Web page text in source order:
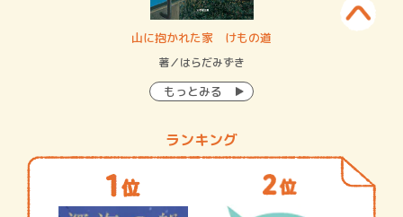
山に抱かれた家 けもの道
著／はらだみずき
もっとみる
ランキング